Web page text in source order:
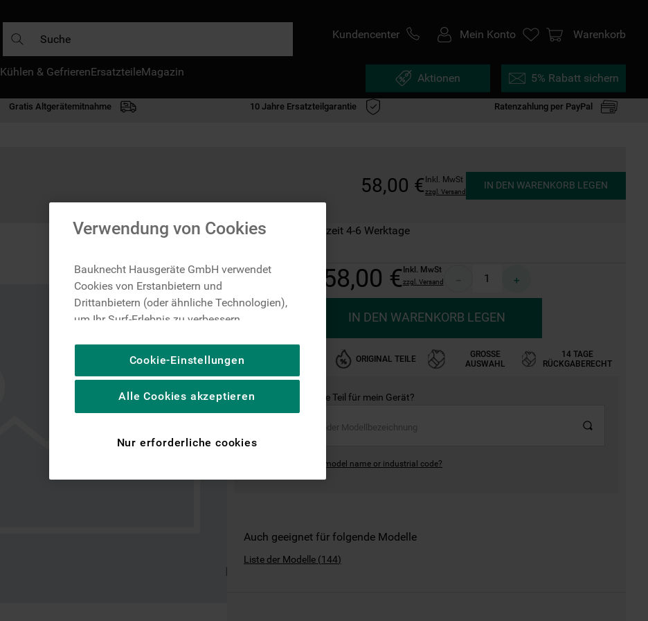
Kundencenter Mein Konto Warenkorb
Kühlen & GefrierenErsatzteileMagazin Aktionen 5% Rabatt sichern
Gratis Altgerätemitnahme 10 Jahre Ersatzteilgarantie Ratenzahlung per PayPal
58,00 € Inkl. MwSt
zzgl. Versand
IN DEN WARENKORB LEGEN
Auf Lager: Lieferzeit 4-6 Werktage
58,00 €Inkl. MwSt
zzgl. Versand ＋
IN DEN WARENKORB LEGEN
ORIGINAL TEILE
GROSSE A
USWAHL
14 TAGE
RÜCKGABERECHT
Ist dies das richtige Teil für mein Gerät?
Where can I find the model name or industrial code?
Auch geeignet für folgende Modelle
Liste der Modelle (144)
Verwendung von Cookies
Bauknecht Hausgeräte GmbH verwendet
Cookies von Erstanbietern und
Drittanbietern (oder ähnliche Technologien),
um Ihr Surf-Erlebnis zu verbessern
um die redaktionellen Inhalte der Website
basierend auf Ihrer Nutzung der Website zu
personalisieren, die Funktionalität der
spezifische Funktionen anzubieten
(einschließlich über Drittanbieter und auf
Plattformen, beispielsweise Google LLC –
Cookie-Einstellungen
Nur erforderliche cookies
Alle Cookies akzeptieren
DIE HÄUFIGSTEN SUCHANFRAGEN
mikrowelle
gefriertruhe
kühl-gefrierkombination freistehend